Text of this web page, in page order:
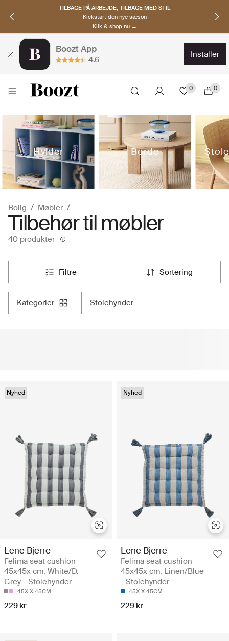
TILBAGE PÅ ARBEJDE, TILBAGE MED STIL
Kickstart den nye sæson
Klik & shop nu →
Boozt App
4.6
installer
0 0
Hylder Borde
Bolig Møbler
Tilbehør til møbler
40 produkter
filtre sortering
kategorier stolehynder
Nyhed
Lene Bjerre
Felima seat cushion
45x45x cm. White/D.
Grey - Stolehynder
45X X 45CM
229 kr
Nyhed
Lene Bjerre
Felima seat cushion
45x45x cm. Linen/Blue
- Stolehynder
45X X 45CM
229 kr